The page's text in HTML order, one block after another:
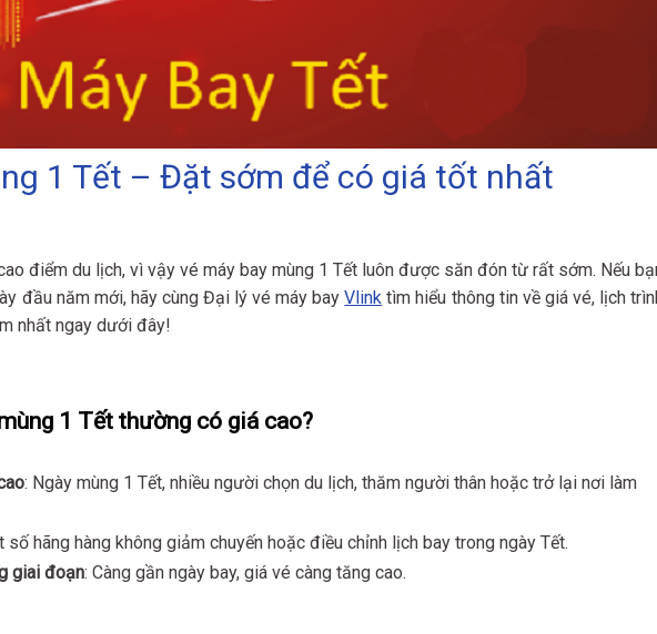
1 Tết – Đặt sớm để có giá tốt nhất
điểm du lịch, vì vậy vé máy bay mùng 1 Tết luôn được săn đón từ rất sớm. Nếu
đầu năm mới, hãy cùng Đại lý vé máy bayVlink tìm hiểu thông tin về giá vé, lịch
nhất ngay dưới đây!
1 Tết thường có giá cao?
: Ngày mùng 1 Tết, nhiều người chọn du lịch, thăm người thân hoặc trở lại nơi làm
số hãng hàng không giảm chuyến hoặc điều chỉnh lịch bay trong ngày Tết.
giai đoạn: Càng gần ngày bay, giá vé càng tăng cao.